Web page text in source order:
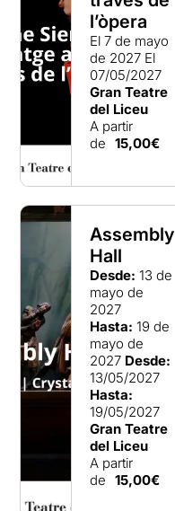
l’òpera
El 7 de mayo
de 2027 El
07/05/2027
Gran Teatre
del Liceu
A partir
de 15,00€
Assembly
Hall
Desde: 13 de
mayo de
2027
Hasta: 19 de
mayo de
2027 Desde:
13/05/2027
Hasta:
19/05/2027
Gran Teatre
del Liceu
A partir
de 15,00€